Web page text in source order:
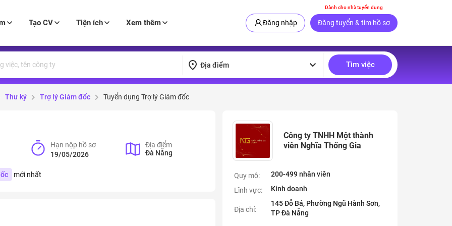
Dành cho nhà tuyển dụng
Tạo CV Tiện ích Xem thêm Đăng nhập Đăng tuyển & tìm hồ sơ
Địa điểm Tìm việc
Thư ký Trợ lý Giám đốc Tuyển dụng Trợ lý Giám đốc
Hạn nộp hồ sơ
19/05/2026
Địa điểm
Đà Nẵng
mới nhất
Công ty TNHH Một thành
viên Nghĩa Thống Gia
Quy mô:
200-499 nhân viên
Lĩnh vực:
Kinh doanh
Địa chỉ:
145 Đỗ Bá, Phường Ngũ Hành Sơn,
TP Đà Nẵng